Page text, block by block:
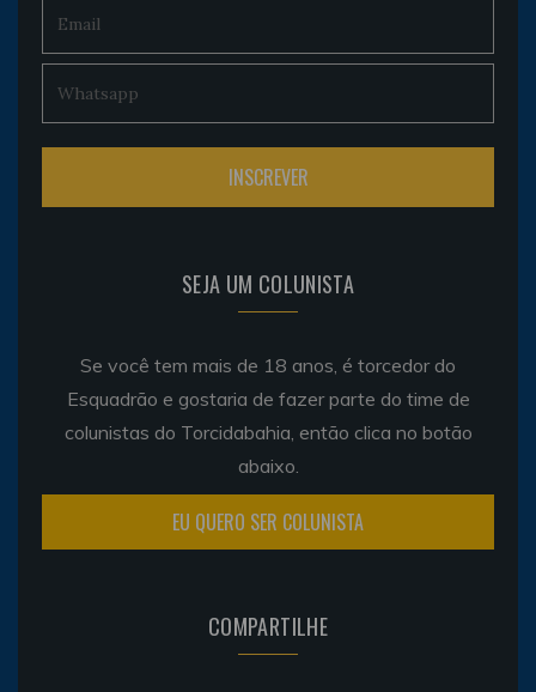
SEJA UM COLUNISTA
Se você tem mais de 18 anos, é torcedor do
Esquadrão e gostaria de fazer parte do time de
colunistas do Torcidabahia, então clica no botão
abaixo.
EU QUERO SER COLUNISTA
COMPARTILHE